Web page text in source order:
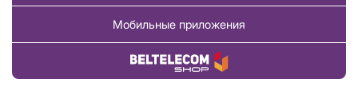
Мобильные приложения
Купить товар